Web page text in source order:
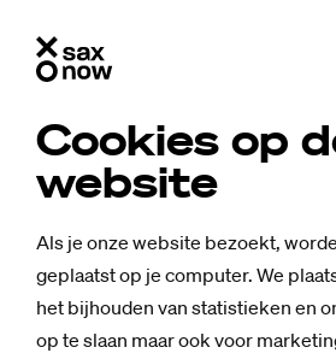
Cookies op
website
Als je onze website bezoekt,
geplaatst op je computer. We
het bijhouden van statistieken en
op te slaan maar ook voor